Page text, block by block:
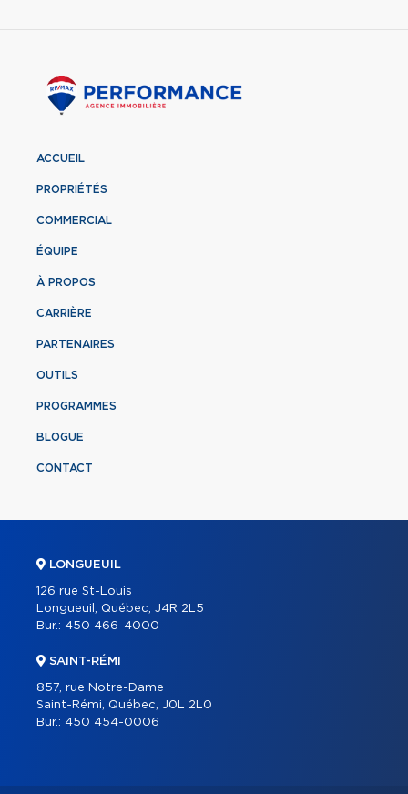
ACCUEIL
PROPRIÉTÉS
COMMERCIAL
ÉQUIPE
À PROPOS
CARRIÈRE
PARTENAIRES
OUTILS
PROGRAMMES
BLOGUE
CONTACT
LONGUEUIL
126 rue St-Louis
Longueuil, Québec, J4R 2L5
Bur.: 450 466-4000
SAINT-RÉMI
857, rue Notre-Dame
Saint-Rémi, Québec, J0L 2L0
Bur.: 450 454-0006